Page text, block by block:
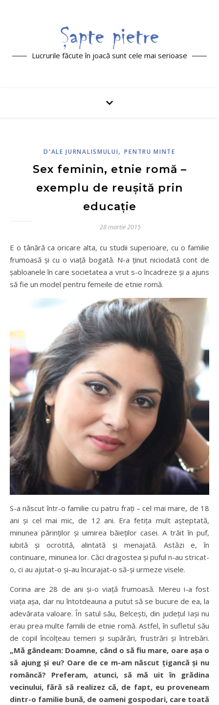
Lucrurile făcute în joacă sunt cele mai serioase
D'ALE JURNALISMULUI,PENTRU MINTE
Sex feminin, etnie romă –
exemplu de reușită prin
educație
28 martie 2015
E o tânără ca oricare alta, cu studii superioare, cu o familie
frumoasă și cu o viață bogată. N-a ținut niciodată cont de
șabloanele în care societatea a vrut s-o încadreze și a ajuns
să fie un model pentru femeile de etnie romă.
S-a născut într-o familie cu patru frați – cel mai mare, de 18
ani și cel mai mic, de 12 ani. Era fetița mult așteptată,
minunea părinților și uimirea băieților casei. A trăit în puf,
iubită și ocrotită, alintată și menajată. Astăzi e, în
continuare, minunea lor. Căci dragostea și puful n-au stricat-
o, ci au ajutat-o și-au încurajat-o să-și urmeze visele.
Corina are 28 de ani și-o viață frumoasă. Mereu i-a fost
viața așa, dar nu întotdeauna a putut să se bucure de ea, la
adevărata valoare. În satul său, Belcești, din județul Iași nu
erau prea multe familii de etnie romă. Astfel, în sufletul său
de copil încolțeau temeri și supărări, frustrări și întrebări.
„Mă gândeam: Doamne, când o să fiu mare, oare așa o
să ajung și eu? Oare de ce m-am născut țigancă și nu
româncă? Preferam, atunci, să mă uit în grădina
vecinului, fără să realizez că, de fapt, eu proveneam
dintr-o familie bună, de oameni gospodari, care toată